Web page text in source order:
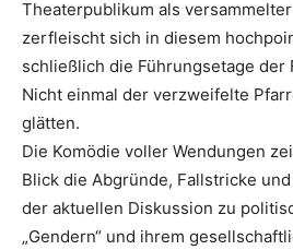
Theaterpublikum als
zerfleischt sich in diesem
schließlich die Führungsetage der
Nicht einmal der verzweifelte
glätten.
Die Komödie voller Wendungen
Blick die Abgründe, Fallstricke
der aktuellen Diskussion zu
„Gendern“ und ihrem